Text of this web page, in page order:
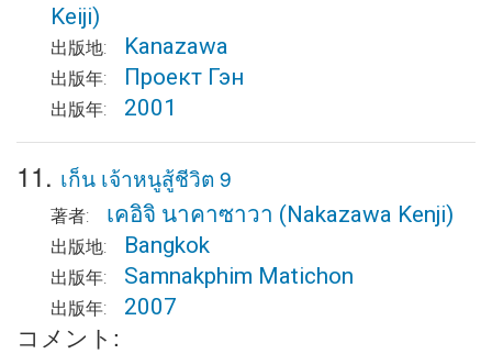
Keiji)
出版地: Kanazawa
出版年: Проект Гэн
出版年: 2001
11. เก็น เจ้าหนูสู้ชีวิต 9
著者: เคอิจิ นาคาซาวา (Nakazawa Kenji)
出版地: Bangkok
出版年: Samnakphim Matichon
出版年: 2007
コメント: